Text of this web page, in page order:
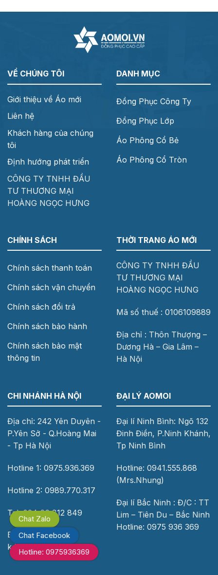
VỀ CHÚNG TÔI
Giới thiệu về Áo mới
Liên hệ
Khách hàng của chúng
tôi
Định hướng phát triển
CÔNG TY TNHH ĐẦU
TƯ THƯƠNG MẠI
HOÀNG NGỌC HƯNG
DANH MỤC
Đồng Phục Công Ty
Đồng Phục Lớp
Áo Phông Cổ Bẻ
Áo Phông Cổ Tròn
CHÍNH SÁCH
Chính sách thanh toán
Chính sách vận chuyển
Chính sách đổi trả
Chính sách bảo hành
Chính sách bảo mật
thông tin
THỜI TRANG ÁO MỚI
CÔNG TY TNHH ĐẦU
TƯ THƯƠNG MẠI
HOÀNG NGỌC HƯNG
Mã số thuế : 0106109889
Địa chỉ : Thôn Thượng –
Dương Hà – Gia Lâm –
Hà Nội
CHI NHÁNH HÀ NỘI
Địa chỉ: 242 Yên Duyên -
P.Yên Sở - Q.Hoàng Mai
- Tp Hà Nội
Hotline 1: 0975.936.369
Hotline 2: 0989.770.317
Tel: 024 66 812 849
Email:
kd.aomoi@gmail.com
ĐẠI LÝ AOMOI
Đại lí Ninh Bình: Ngõ 132
Đinh Điền, P.Ninh Khánh,
Tp Ninh Bình
Hotline: 0941.555.868
(Mrs.Nhung)
Đại lí Bắc Ninh : Đ/C : TT
Lim – Tiên Du – Bắc Ninh
Hotline: 0975 936 369
Chat Zalo
Chat Facebook
Hotline: 0975936369